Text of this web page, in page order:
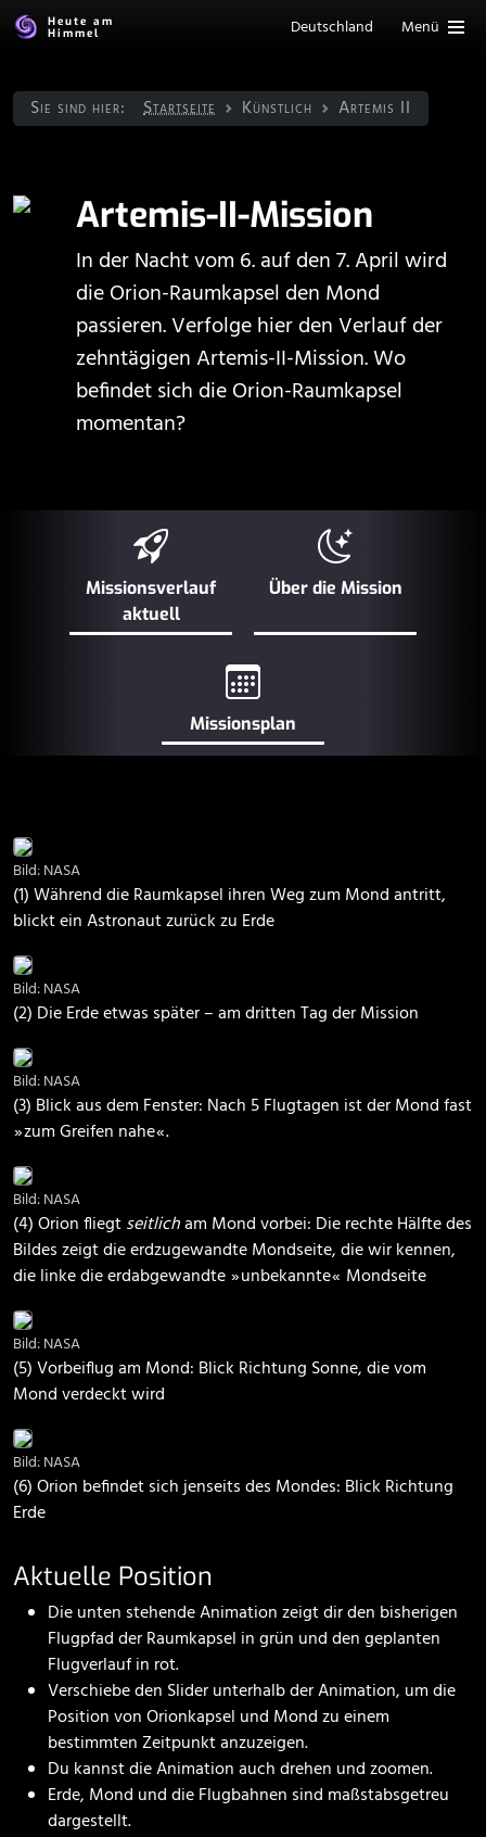
Heute am
Himmel
Deutschland Menü
Sie sind hier: Startseite Künstlich Artemis II
Artemis-II-Mission
In der Nacht vom 6. auf den 7. April wird
die Orion-Raumkapsel den Mond
passieren. Verfolge hier den Verlauf der
zehntägigen Artemis-II-Mission. Wo
befindet sich die Orion-Raumkapsel
momentan?
Missionsverlauf
aktuell
Über die Mission
Missionsplan
Bild: NASA
(1) Während die Raumkapsel ihren Weg zum Mond antritt,
blickt ein Astronaut zurück zu Erde
Bild: NASA
(2) Die Erde etwas später – am dritten Tag der Mission
Bild: NASA
(3) Blick aus dem Fenster: Nach 5 Flugtagen ist der Mond fast
⁠ ⁠»⁠ ⁠zum Greifen nahe⁠ ⁠«⁠ ⁠.
Bild: NASA
(4) Orion fliegtseitlicham Mond vorbei: Die rechte Hälfte des
Bildes zeigt die erdzugewandte Mondseite, die wir kennen,
die linke die erdabgewandte ⁠ ⁠»⁠ ⁠unbekannte⁠ ⁠«⁠ ⁠ Mondseite
Bild: NASA
(5) Vorbeiflug am Mond: Blick Richtung Sonne, die vom
Mond verdeckt wird
Bild: NASA
(6) Orion befindet sich jenseits des Mondes: Blick Richtung
Erde
Aktuelle Position
Die unten stehende Animation zeigt dir den bisherigen
Flugpfad der Raumkapsel in grün und den geplanten
Flugverlauf in rot.
Verschiebe den Slider unterhalb der Animation, um die
Position von Orionkapsel und Mond zu einem
bestimmten Zeitpunkt anzuzeigen.
Du kannst die Animation auch drehen und zoomen.
Erde, Mond und die Flugbahnen sind maßstabsgetreu
dargestellt.